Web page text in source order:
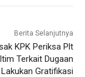
Berita Selanjutnya
KPK Periksa Plt
Terkait Dugaan
Lakukan Gratifikasi